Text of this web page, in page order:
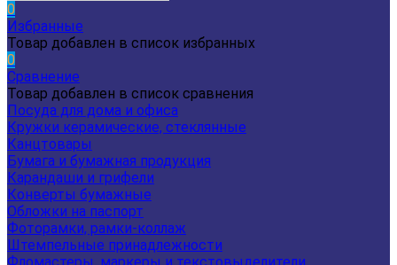
0
Избранные
Товар добавлен в список избранных
0
Сравнение
Товар добавлен в список сравнения
Посуда для дома и офиса
Кружки керамические, стеклянные
Канцтовары
Бумага и бумажная продукция
Карандаши и грифели
Конверты бумажные
Обложки на паспорт
Фоторамки, рамки-коллаж
Штемпельные принадлежности